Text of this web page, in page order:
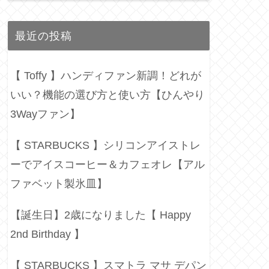
最近の投稿
【 Toffy 】ハンディファン新調！どれが
いい？機能の選び方と使い方【ひんやり
3Wayファン】
【 STARBUCKS 】シリコンアイストレ
ーでアイスコーヒー＆カフェオレ【アル
ファベット製氷皿】
【誕生日】2歳になりました【 Happy
2nd Birthday 】
【 STARBUCKS 】スマトラ マサ デパン